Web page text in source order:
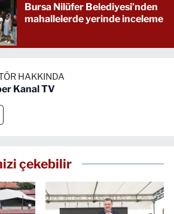
Bursa Nilüfer Belediyesi’nden
mahallelerde yerinde inceleme
HAKKINDA
Kanal TV
çekebilir